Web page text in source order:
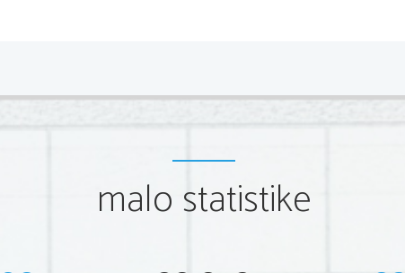
-Od svojih vzornikov se je razlikoval po
-V Botticellijevih delih se kaže najboljši
zgodnje renesanse, zlasti pri
malo statistike